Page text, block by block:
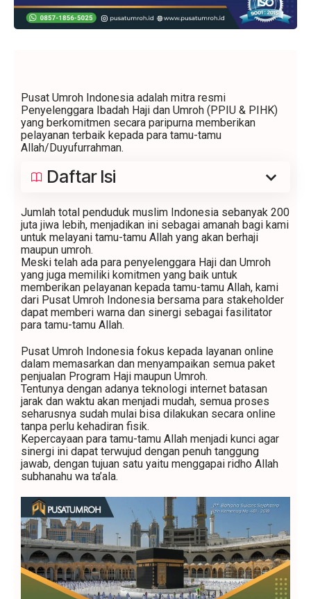
Pusat Umroh Indonesia adalah mitra resmi
Penyelenggara Ibadah Haji dan Umroh (PPIU & PIHK)
yang berkomitmen secara paripurna memberikan
pelayanan terbaik kepada para tamu-tamu
Allah/Duyufurrahman.
Daftar Isi
Jumlah total penduduk muslim Indonesia sebanyak 200
juta jiwa lebih, menjadikan ini sebagai amanah bagi kami
untuk melayani tamu-tamu Allah yang akan berhaji
maupun umroh.
Meski telah ada para penyelenggara Haji dan Umroh
yang juga memiliki komitmen yang baik untuk
memberikan pelayanan kepada tamu-tamu Allah, kami
dari Pusat Umroh Indonesia bersama para stakeholder
dapat memberi warna dan sinergi sebagai fasilitator
para tamu-tamu Allah.
Pusat Umroh Indonesia fokus kepada layanan online
dalam memasarkan dan menyampaikan semua paket
penjualan Program Haji maupun Umroh.
Tentunya dengan adanya teknologi internet batasan
jarak dan waktu akan menjadi mudah, semua proses
seharusnya sudah mulai bisa dilakukan secara online
tanpa perlu kehadiran fisik.
Kepercayaan para tamu-tamu Allah menjadi kunci agar
sinergi ini dapat terwujud dengan penuh tanggung
jawab, dengan tujuan satu yaitu menggapai ridho Allah
subhanahu wa ta’ala.